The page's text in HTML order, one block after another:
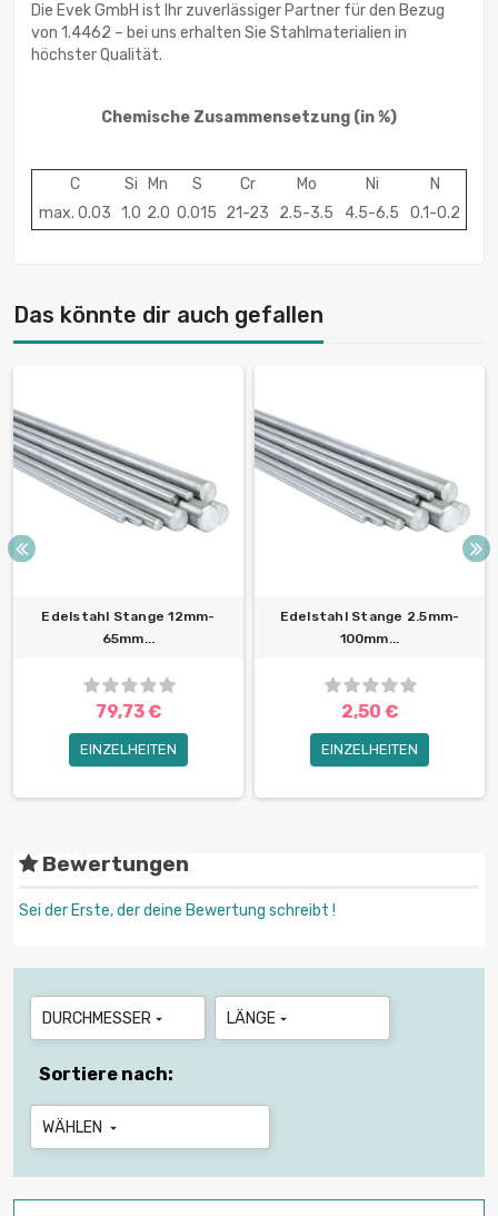
Die Evek GmbH ist Ihr zuverlässiger Partner für den Bezug
von 1.4462 – bei uns erhalten Sie Stahlmaterialien in
höchster Qualität.
Chemische Zusammensetzung (in %)
C Si Mn S Cr Mo Ni
N
max. 0.03 1.0 2.0 0.015 21-23 2.5-3.5 4.5-6.5 0.1-0.2
Das könnte dir auch gefallen
Edelstahl Stange 12mm-
65mm...
79,73 €
EINZELHEITEN
Edelstahl Stange 2.5mm-
100mm...
2,50 €
EINZELHEITEN
Bewertungen
Sei der Erste, der deine Bewertung schreibt !
DURCHMESSER  LÄNGE 
Sortiere nach:
WÄHLEN 